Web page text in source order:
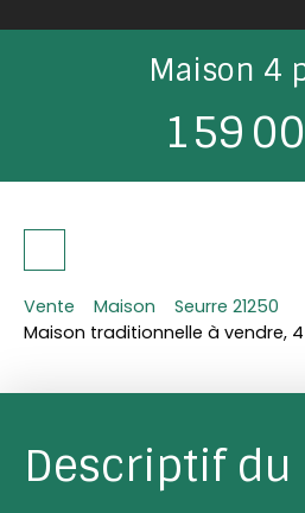
Maison 4
159
Vente Maison
Seurre 21250
Maison traditionnelle à vendre,
Descriptif du